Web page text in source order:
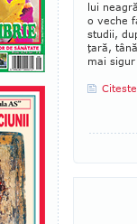
lui
o veche
studii,
ţară,
mai